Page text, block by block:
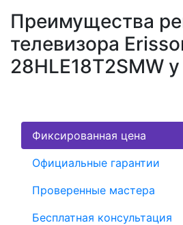
Преимущества
телевизора
28HLE18T2SMW
Фиксированная цена
Официальные гарантии
Проверенные мастера
Бесплатная консультация